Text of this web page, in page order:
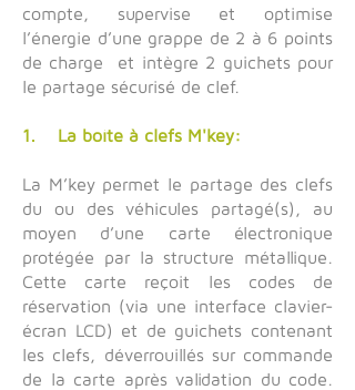
compte, supervise et optimise
l’énergie d’une grappe de 2 à 6 points
de charge et intègre 2 guichets pour
le partage sécurisé de clef.
1. La boite à clefs M'key:
La M’key permet le partage des clefs
du ou des véhicules partagé(s), au
moyen d’une carte électronique
protégée par la structure métallique.
Cette carte reçoit les codes de
réservation (via une interface clavier-
écran LCD) et de guichets contenant
les clefs, déverrouillés sur commande
de la carte après validation du code.